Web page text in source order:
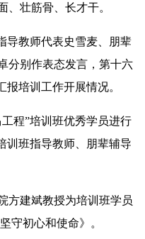
、壮筋骨、长才干。
导教师代表史雪麦、朋辈
分别作表态发言，第十六
报培训工作开展情况。
程”培训班优秀学员进行
训班指导教师、朋辈辅导
方建斌教授为培训班学员
守初心和使命》。